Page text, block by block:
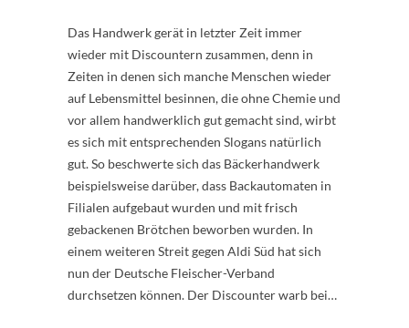
Das Handwerk gerät in letzter Zeit immer
wieder mit Discountern zusammen, denn in
Zeiten in denen sich manche Menschen wieder
auf Lebensmittel besinnen, die ohne Chemie und
vor allem handwerklich gut gemacht sind, wirbt
es sich mit entsprechenden Slogans natürlich
gut. So beschwerte sich das Bäckerhandwerk
beispielsweise darüber, dass Backautomaten in
Filialen aufgebaut wurden und mit frisch
gebackenen Brötchen beworben wurden. In
einem weiteren Streit gegen Aldi Süd hat sich
nun der Deutsche Fleischer-Verband
durchsetzen können. Der Discounter warb bei…